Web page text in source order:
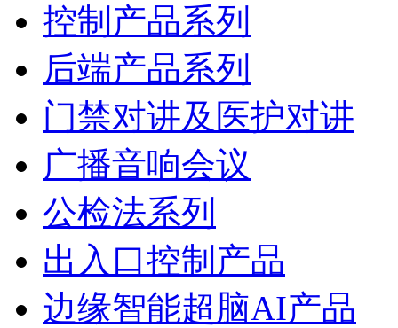
控制产品系列
后端产品系列
门禁对讲及医护对讲
广播音响会议
公检法系列
出入口控制产品
边缘智能超脑AI产品